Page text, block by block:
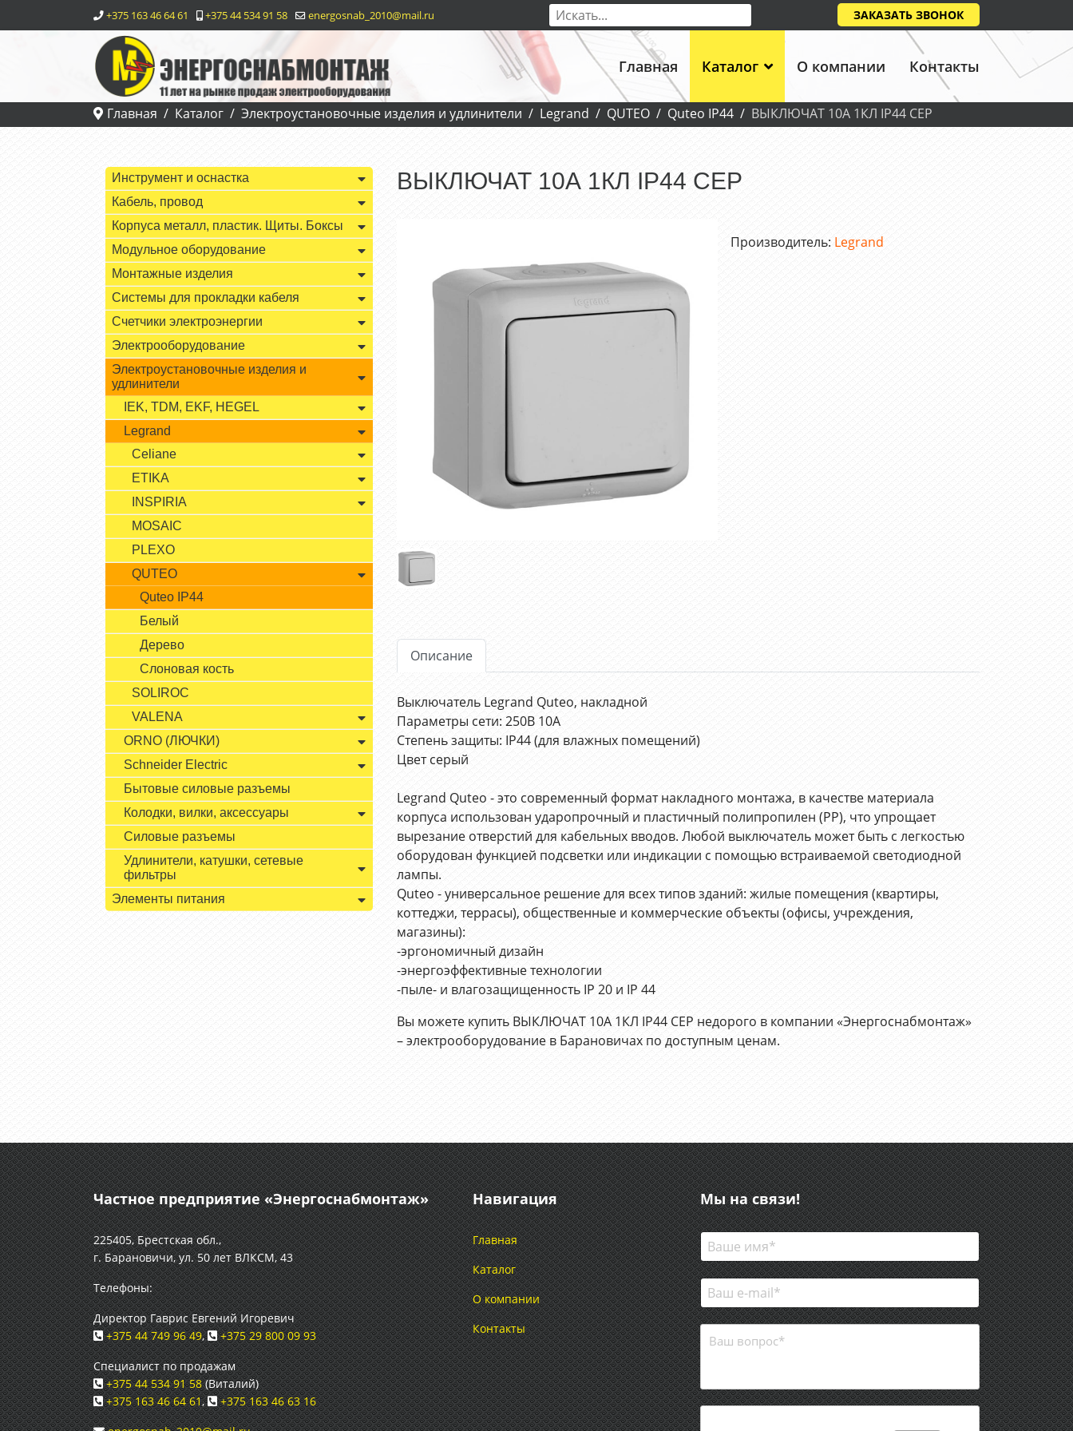
+375 163 46 64 61 +375 44 534 91 58 energosnab_2010@mail.ru ЗАКАЗАТЬ ЗВОНОК
Главная Каталог О компании Контакты
Главная Каталог Электроустановочные изделия и удлинители Legrand QUTEO Quteo IP44 ВЫКЛЮЧАТ 10А 1КЛ IP44 СЕР
Инструмент и оснастка
Кабель, провод
Корпуса металл, пластик. Щиты. Боксы
Модульное оборудование
Монтажные изделия
Системы для прокладки кабеля
Счетчики электроэнергии
Электрооборудование
Электроустановочные изделия и
удлинители
IEK, TDM, EKF, HEGEL
Legrand
Celiane
ETIKA
INSPIRIA
MOSAIC
PLEXO
QUTEO
Quteo IP44
Белый
Дерево
Слоновая кость
SOLIROC
VALENA
ORNO (ЛЮЧКИ)
Schneider Electric
Бытовые силовые разъемы
Колодки, вилки, аксессуары
Силовые разъемы
Удлинители, катушки, сетевые
фильтры
Элементы питания
ВЫКЛЮЧАТ 10А 1КЛ IP44 СЕР
Производитель: Legrand
Описание
Выключатель Legrand Quteo, накладной
Параметры сети: 250В 10А
Степень защиты: IP44 (для влажных помещений)
Цвет серый
Legrand Quteo - это современный формат накладного монтажа, в качестве материала
корпуса использован ударопрочный и пластичный полипропилен (PP), что упрощает
вырезание отверстий для кабельных вводов. Любой выключатель может быть с легкостью
оборудован функцией подсветки или индикации с помощью встраиваемой светодиодной
лампы.
Quteo - универсальное решение для всех типов зданий: жилые помещения (квартиры,
коттеджи, террасы), общественные и коммерческие объекты (офисы, учреждения,
магазины):
-эргономичный дизайн
-энергоэффективные технологии
-пыле- и влагозащищенность IP 20 и IP 44
Вы можете купить ВЫКЛЮЧАТ 10А 1КЛ IP44 СЕР недорого в компании «Энергоснабмонтаж»
– электрооборудование в Барановичах по доступным ценам.
Частное предприятие «Энергоснабмонтаж»
225405, Брестская обл.,
г. Барановичи, ул. 50 лет ВЛКСМ, 43
Телефоны:
Директор Гаврис Евгений Игоревич
+375 44 749 96 49,
+375 29 800 09 93
Специалист по продажам
+375 44 534 91 58(Виталий)
+375 163 46 64 61,
+375 163 46 63 16
Навигация
Главная
Каталог
О компании
Контакты
Мы на связи!